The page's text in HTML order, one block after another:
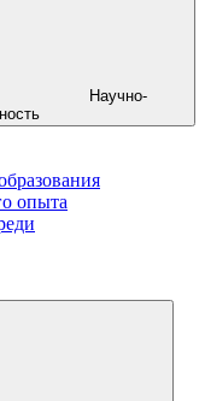
Научно-
опыта